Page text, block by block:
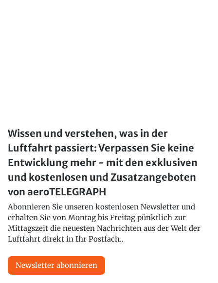
Wissen und verstehen, was in der
Luftfahrt passiert: Verpassen Sie keine
Entwicklung mehr - mit den exklusiven
und kostenlosen und Zusatzangeboten
von aeroTELEGRAPH
Abonnieren Sie unseren kostenlosen Newsletter und
erhalten Sie von Montag bis Freitag pünktlich zur
Mittagszeit die neuesten Nachrichten aus der Welt der
Luftfahrt direkt in Ihr Postfach..
Newsletter abonnieren